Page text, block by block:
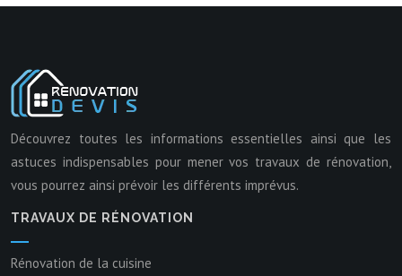
Découvrez toutes les informations essentielles ainsi que les
astuces indispensables pour mener vos travaux de rénovation,
vous pourrez ainsi prévoir les différents imprévus.
TRAVAUX DE RÉNOVATION
Rénovation de la cuisine